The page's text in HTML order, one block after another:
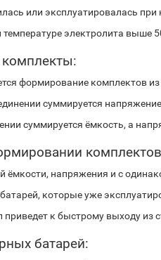
или эксплуатировалась
электролита выше
формирование комплектов
суммируется
суммируется ёмкость, а
ёмкости, напряжения и с
которые уже
к быстрому выходу из
батарей: